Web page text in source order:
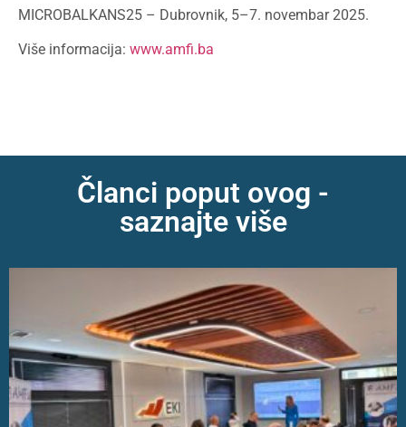
MICROBALKANS25 – Dubrovnik, 5–7. novembar 2025.
Više informacija: www.amfi.ba
Članci poput ovog -
saznajte više